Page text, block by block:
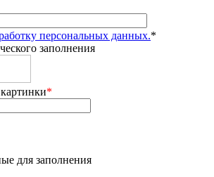
персональных данных.*
заполнения
*
для заполнения